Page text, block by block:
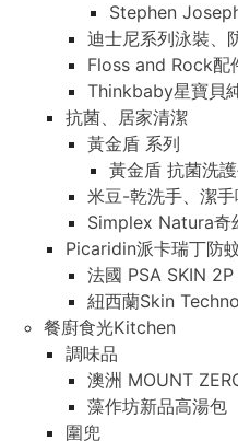
Stephen
迪士尼系列泳裝、
Floss and Rock配
Thinkbaby星寶貝
抗菌、居家清潔
黃金盾 系列
黃金盾 抗菌洗
米豆-乾洗手、潔手
Simplex Natura奇
Picaridin派卡瑞丁防
法國 PSA SKIN
紐西蘭Skin
餐廚食光Kitchen
調味品
澳洲 MOUNT
藻作坊新品高湯包
圍兜